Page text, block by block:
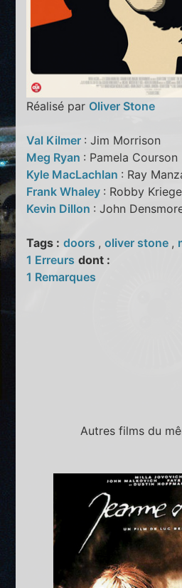
Réalisé par Oliver Stone
Val Kilmer : Jim Morrison
Meg Ryan : Pamela Courson
Kyle MacLachlan : Ray
Frank Whaley : Robby
Kevin Dillon : John
Tags : doors ,oliver stone ,
1 Erreurs dont :
1 Remarques
Autres films du